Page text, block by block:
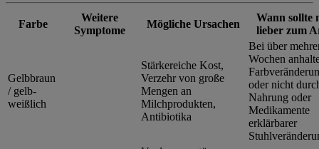
Farbe
Weitere
Symptome
Mögliche Ursachen
Wann sollte
lieber zum
Gelbbraun
/ gelb-
weißlich
Stärkereiche Kost,
Verzehr von große
Mengen an
Milchprodukten,
Antibiotika
Bei über
Wochen
oder nicht
Nahrung oder
Medikamente
erklärbarer